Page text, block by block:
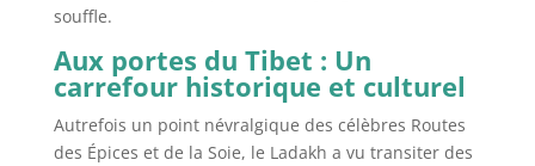
souffle.
Aux portes du Tibet : Un
carrefour historique et culturel
Autrefois un point névralgique des célèbres Routes
des Épices et de la Soie, le Ladakh a vu transiter des